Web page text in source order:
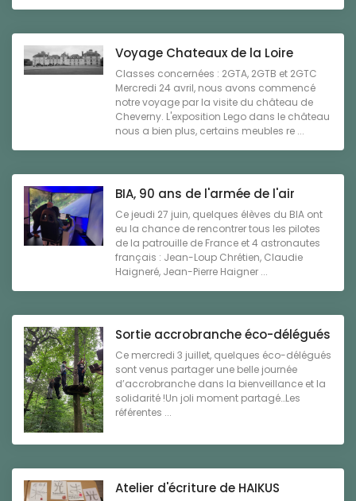
Voyage Chateaux de la Loire
Classes concernées : 2GTA, 2GTB et 2GTC
Mercredi 24 avril, nous avons commencé
notre voyage par la visite du château de
Cheverny. L'exposition Lego dans le château
nous a bien plus, certains meubles re ...
BIA, 90 ans de l'armée de l'air
Ce jeudi 27 juin, quelques élèves du BIA ont
eu la chance de rencontrer tous les pilotes
de la patrouille de France et 4 astronautes
français : Jean-Loup Chrétien, Claudie
Haigneré, Jean-Pierre Haigner ...
Sortie accrobranche éco-délégués
Ce mercredi 3 juillet, quelques éco-délégués
sont venus partager une belle journée
d’accrobranche dans la bienveillance et la
solidarité !Un joli moment partagé…Les
référentes ...
Atelier d'écriture de HAIKUS